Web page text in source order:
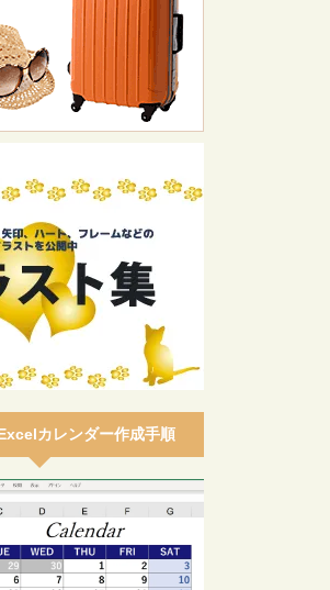
カレンダー作成手順